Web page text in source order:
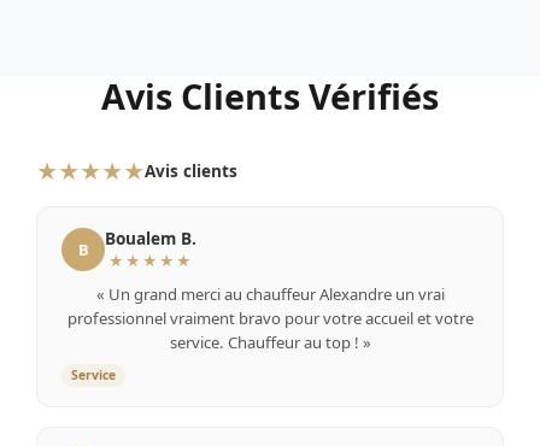
Avis Clients Vérifiés
★★★★★Avis clients
B Boualem B.
★★★★★
« Un grand merci au chauffeur Alexandre un vrai
professionnel vraiment bravo pour votre accueil et votre
service. Chauffeur au top ! »
Service